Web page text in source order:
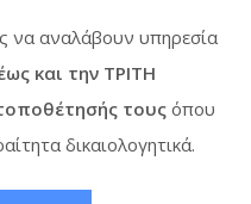
να αναλάβουν υπηρεσία
και την ΤΡΙΤΗ
τους όπου
δικαιολογητικά.